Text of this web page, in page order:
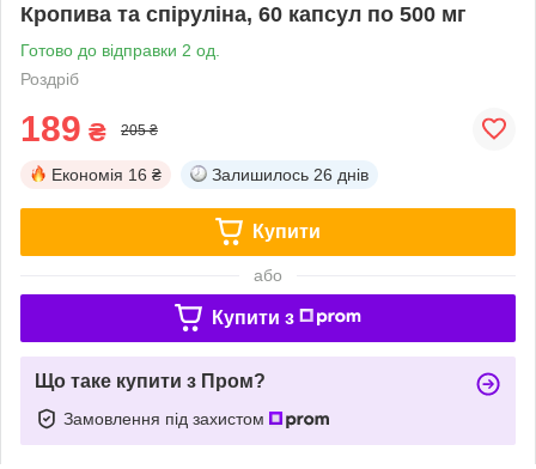
Кропива та спіруліна, 60 капсул по 500 мг
Готово до відправки 2 од.
Роздріб
189 ₴ 205 ₴
Економія 16 ₴ Залишилось 26 днів
Купити
або
Купити з
Що таке купити з Пром?
Замовлення під захистом